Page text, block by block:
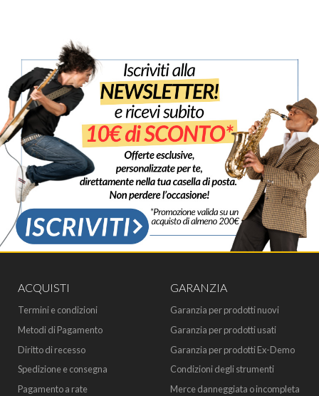
ACQUISTI
Termini e condizioni
Metodi di Pagamento
Diritto di recesso
Spedizione e consegna
Pagamento a rate
GARANZIA
Garanzia per prodotti nuovi
Garanzia per prodotti usati
Garanzia per prodotti Ex-Demo
Condizioni degli strumenti
Merce danneggiata o incompleta